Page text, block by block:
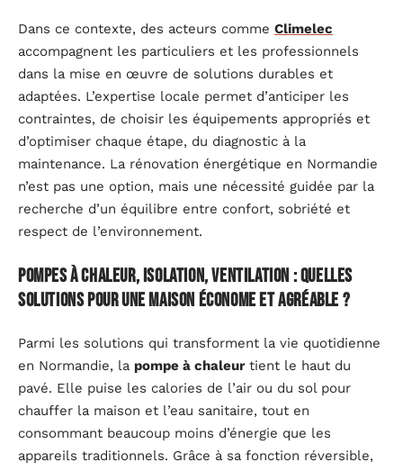
Dans ce contexte, des acteurs comme Climelec
accompagnent les particuliers et les professionnels
dans la mise en œuvre de solutions durables et
adaptées. L’expertise locale permet d’anticiper les
contraintes, de choisir les équipements appropriés et
d’optimiser chaque étape, du diagnostic à la
maintenance. La rénovation énergétique en Normandie
n’est pas une option, mais une nécessité guidée par la
recherche d’un équilibre entre confort, sobriété et
respect de l’environnement.
Pompes à chaleur, isolation, ventilation : quelles
solutions pour une maison économe et agréable ?
Parmi les solutions qui transforment la vie quotidienne
en Normandie, la pompe à chaleurtient le haut du
pavé. Elle puise les calories de l’air ou du sol pour
chauffer la maison et l’eau sanitaire, tout en
consommant beaucoup moins d’énergie que les
appareils traditionnels. Grâce à sa fonction réversible,